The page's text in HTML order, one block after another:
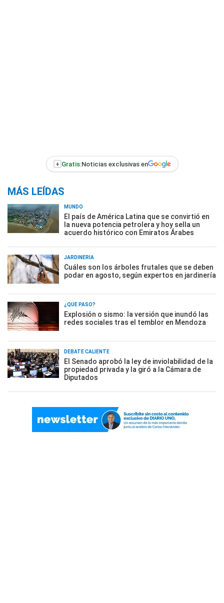
+ Gratis:Noticias exclusivas en
MÁS LEÍDAS
MUNDO
El país de América Latina que se convirtió en
la nueva potencia petrolera y hoy sella un
acuerdo histórico con Emiratos Árabes
JARDINERÍA
Cuáles son los árboles frutales que se deben
podar en agosto, según expertos en jardinería
¿QUÉ PASÓ?
Explosión o sismo: la versión que inundó las
redes sociales tras el temblor en Mendoza
DEBATE CALIENTE
El Senado aprobó la ley de inviolabilidad de la
propiedad privada y la giró a la Cámara de
Diputados